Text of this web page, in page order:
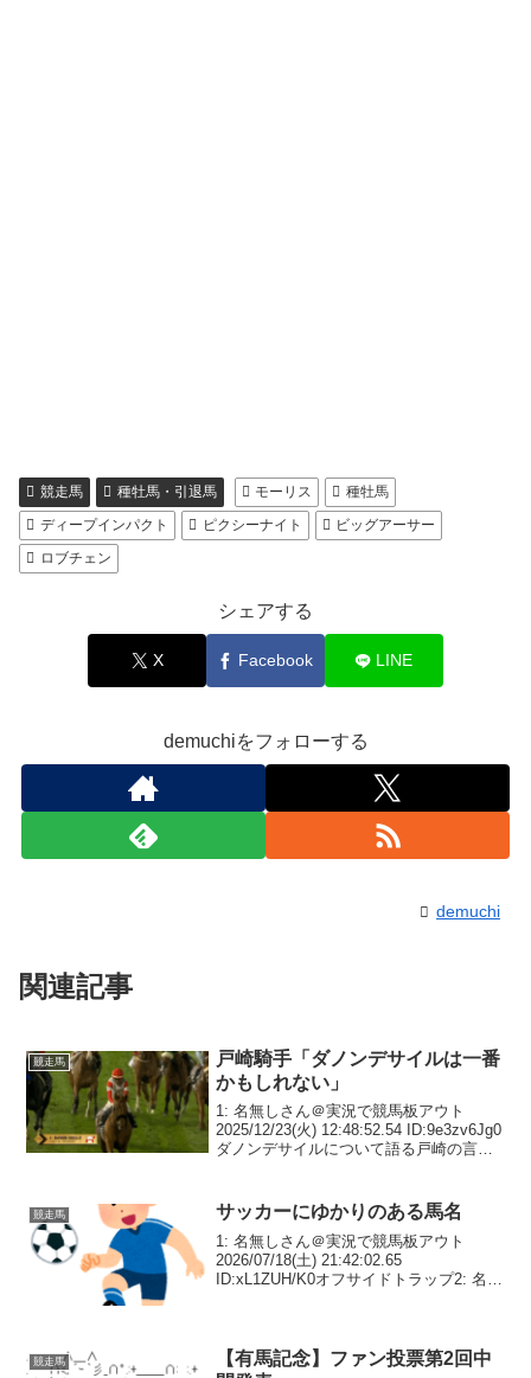
競走馬 種牡馬・引退馬 モーリス
種牡馬
ディープインパクト
ピクシーナイト
ビッグアーサー
ロブチェン
シェアする
X Facebook LINE
demuchiをフォローする
demuchi
関連記事
競走馬
戸崎騎手「ダノンデサイルは一番
かもしれない」
1: 名無しさん＠実況で競馬板アウト
2025/12/23(火) 12:48:52.54 ID:9e3zv6Jg0
ダノンデサイルについて語る戸崎の言葉
応えは、いまだに覚え...
競走馬 サッカーにゆかりのある馬名
1: 名無しさん＠実況で競馬板アウト
2026/07/18(土) 21:42:02.65
ID:xL1ZUH/K0オフサイドトラップ2: 名無
競走馬
【有馬記念】ファン投票第2回中